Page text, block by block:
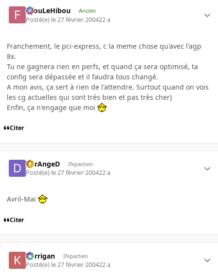
FilouLeHibou Ancien
Posté(e) le 27 février 200422 a
Franchement, le pci-express, c la meme chose qu'avec l'agp
8x.
Tu ne gagnera rien en perfs, et quand ça sera optimisé, ta
config sera dépassée et il faudra tous changé.
A mon avis, ça sert à rien de l'attendre. Surtout quand on vois
les cg actuelles qui sont très bien et pas très cher)
Enfin, ça n'engage que moi
Citer
DErAngeD INpactien
Posté(e) le 27 février 200422 a
Avril-Mai
Citer
korrigan INpactien
Posté(e) le 27 février 200422 a